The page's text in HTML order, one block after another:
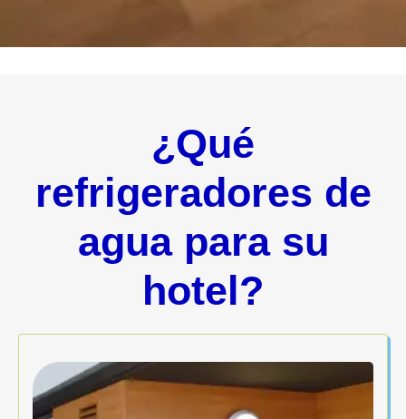
¿Qué
refrigeradores de
agua para su
hotel?